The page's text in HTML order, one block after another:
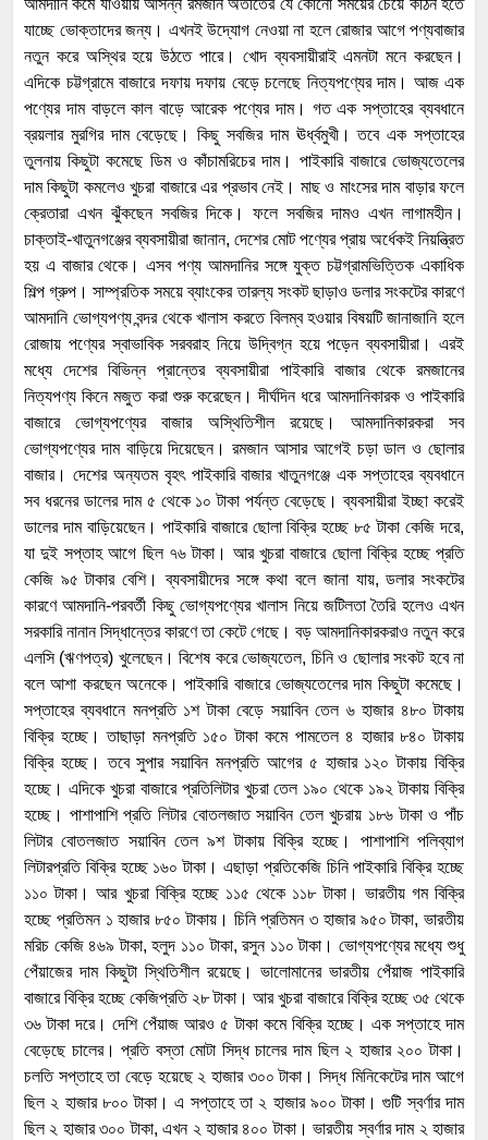
আমদানি কমে যাওয়ায় আসন্ন রমজান অতীতের যে কোনো সময়ের চেয়ে কঠিন হতে
যাচ্ছে ভোক্তাদের জন্য। এখনই উদ্যোগ নেওয়া না হলে রোজার আগে পণ্যবাজার
নতুন করে অস্থির হয়ে উঠতে পারে। খোদ ব্যবসায়ীরাই এমনটা মনে করছেন।
এদিকে চট্টগ্রামে বাজারে দফায় দফায় বেড়ে চলেছে নিত্যপণ্যের দাম। আজ এক
পণ্যের দাম বাড়লে কাল বাড়ে আরেক পণ্যের দাম। গত এক সপ্তাহের ব্যবধানে
ব্রয়লার মুরগির দাম বেড়েছে। কিছু সবজির দাম ঊর্ধ্বমুখী। তবে এক সপ্তাহের
তুলনায় কিছুটা কমেছে ডিম ও কাঁচামরিচের দাম। পাইকারি বাজারে ভোজ্যতেলের
দাম কিছুটা কমলেও খুচরা বাজারে এর প্রভাব নেই। মাছ ও মাংসের দাম বাড়ার ফলে
ক্রেতারা এখন ঝুঁকছেন সবজির দিকে। ফলে সবজির দামও এখন লাগামহীন।
চাক্তাই-খাতুনগঞ্জের ব্যবসায়ীরা জানান, দেশের মোট পণ্যের প্রায় অর্ধেকই নিয়ন্ত্রিত
হয় এ বাজার থেকে। এসব পণ্য আমদানির সঙ্গে যুক্ত চট্টগ্রামভিত্তিক একাধিক
শিল্প গ্রুপ। সাম্প্রতিক সময়ে ব্যাংকের তারল্য সংকট ছাড়াও ডলার সংকটের কারণে
আমদানি ভোগ্যপণ্য বন্দর থেকে খালাস করতে বিলম্ব হওয়ার বিষয়টি জানাজানি হলে
রোজায় পণ্যের স্বাভাবিক সরবরাহ নিয়ে উদ্বিগ্ন হয়ে পড়েন ব্যবসায়ীরা। এরই
মধ্যে দেশের বিভিন্ন প্রান্তের ব্যবসায়ীরা পাইকারি বাজার থেকে রমজানের
নিত্যপণ্য কিনে মজুত করা শুরু করেছেন। দীর্ঘদিন ধরে আমদানিকারক ও পাইকারি
বাজারে ভোগ্যপণ্যের বাজার অস্থিতিশীল রয়েছে। আমদানিকারকরা সব
ভোগ্যপণ্যের দাম বাড়িয়ে দিয়েছেন। রমজান আসার আগেই চড়া ডাল ও ছোলার
বাজার। দেশের অন্যতম বৃহৎ পাইকারি বাজার খাতুনগঞ্জে এক সপ্তাহের ব্যবধানে
সব ধরনের ডালের দাম ৫ থেকে ১০ টাকা পর্যন্ত বেড়েছে। ব্যবসায়ীরা ইচ্ছা করেই
ডালের দাম বাড়িয়েছেন। পাইকারি বাজারে ছোলা বিক্রি হচ্ছে ৮৫ টাকা কেজি দরে,
যা দুই সপ্তাহ আগে ছিল ৭৬ টাকা। আর খুচরা বাজারে ছোলা বিক্রি হচ্ছে প্রতি
কেজি ৯৫ টাকার বেশি। ব্যবসায়ীদের সঙ্গে কথা বলে জানা যায়, ডলার সংকটের
কারণে আমদানি-পরবর্তী কিছু ভোগ্যপণ্যের খালাস নিয়ে জটিলতা তৈরি হলেও এখন
সরকারি নানান সিদ্ধান্তের কারণে তা কেটে গেছে। বড় আমদানিকারকরাও নতুন করে
এলসি (ঋণপত্র) খুলেছেন। বিশেষ করে ভোজ্যতেল, চিনি ও ছোলার সংকট হবে না
বলে আশা করছেন অনেকে। পাইকারি বাজারে ভোজ্যতেলের দাম কিছুটা কমেছে।
সপ্তাহের ব্যবধানে মনপ্রতি ১শ টাকা বেড়ে সয়াবিন তেল ৬ হাজার ৪৮০ টাকায়
বিক্রি হচ্ছে। তাছাড়া মনপ্রতি ১৫০ টাকা কমে পামতেল ৪ হাজার ৮৪০ টাকায়
বিক্রি হচ্ছে। তবে সুপার সয়াবিন মনপ্রতি আগের ৫ হাজার ১২০ টাকায় বিক্রি
হচ্ছে। এদিকে খুচরা বাজারে প্রতিলিটার খুচরা তেল ১৯০ থেকে ১৯২ টাকায় বিক্রি
হচ্ছে। পাশাপাশি প্রতি লিটার বোতলজাত সয়াবিন তেল খুচরায় ১৮৬ টাকা ও পাঁচ
লিটার বোতলজাত সয়াবিন তেল ৯শ টাকায় বিক্রি হচ্ছে। পাশাপাশি পলিব্যাগ
লিটারপ্রতি বিক্রি হচ্ছে ১৬০ টাকা। এছাড়া প্রতিকেজি চিনি পাইকারি বিক্রি হচ্ছে
১১০ টাকা। আর খুচরা বিক্রি হচ্ছে ১১৫ থেকে ১১৮ টাকা। ভারতীয় গম বিক্রি
হচ্ছে প্রতিমন ১ হাজার ৮৫০ টাকায়। চিনি প্রতিমন ৩ হাজার ৯৫০ টাকা, ভারতীয়
মরিচ কেজি ৪৬৯ টাকা, হলুদ ১১০ টাকা, রসুন ১১০ টাকা। ভোগ্যপণ্যের মধ্যে শুধু
পেঁয়াজের দাম কিছুটা স্থিতিশীল রয়েছে। ভালোমানের ভারতীয় পেঁয়াজ পাইকারি
বাজারে বিক্রি হচ্ছে কেজিপ্রতি ২৮ টাকা। আর খুচরা বাজারে বিক্রি হচ্ছে ৩৫ থেকে
৩৬ টাকা দরে। দেশি পেঁয়াজ আরও ৫ টাকা কমে বিক্রি হচ্ছে। এক সপ্তাহে দাম
বেড়েছে চালের। প্রতি বস্তা মোটা সিদ্ধ চালের দাম ছিল ২ হাজার ২০০ টাকা।
চলতি সপ্তাহে তা বেড়ে হয়েছে ২ হাজার ৩০০ টাকা। সিদ্ধ মিনিকেটের দাম আগে
ছিল ২ হাজার ৮০০ টাকা। এ সপ্তাহে তা ২ হাজার ৯০০ টাকা। গুটি স্বর্ণার দাম
ছিল ২ হাজার ৩০০ টাকা, এখন ২ হাজার ৪০০ টাকা। ভারতীয় স্বর্ণার দাম ২ হাজার